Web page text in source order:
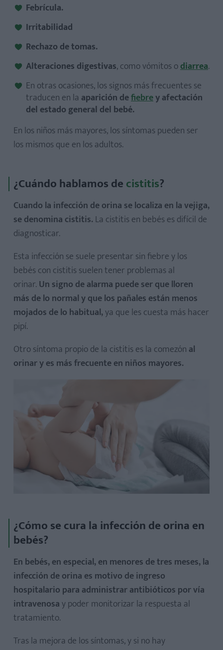
Febrícula.
Irritabilidad
Rechazo de tomas.
Alteraciones digestivas, como vómitos odiarrea.
En otras ocasiones, los signos más frecuentes se
traducen en la aparición defiebrey afectación
del estado general del bebé.
En los niños más mayores, los síntomas pueden ser
los mismos que en los adultos.
¿Cuándo hablamos decistitis?
Cuando la infección de orina se localiza en la vejiga,
se denomina cistitis. La cistitis en bebés es difícil de
diagnosticar.
Esta infección se suele presentar sin fiebre y los
bebés con cistitis suelen tener problemas al
orinar. Un signo de alarma puede ser que lloren
más de lo normal y que los pañales están menos
mojados de lo habitual,ya que les cuesta más hacer
pipí.
Otro síntoma propio de la cistitis es la comezón al
orinar y es más frecuente en niños mayores.
¿Cómo se cura la infección de orina en
bebés?
En bebés, en especial, en menores de tres meses, la
infección de orina es motivo de ingreso
hospitalario para administrar antibióticos por vía
intravenosay poder monitorizar la respuesta al
tratamiento.
Tras la mejora de los síntomas, y si no hay